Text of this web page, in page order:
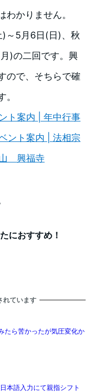
かりません。
～5月6日(日)、秋
)の二回です。興
ので、そちらで確
ト案内 | 年中行事
ント案内 | 法相宗
興福寺
におすすめ！
れています
たら苦かったが気圧変化か
本語入力にて親指シフト